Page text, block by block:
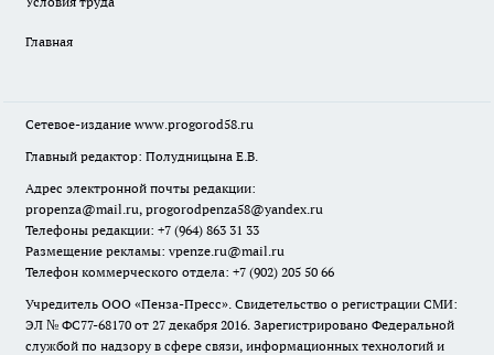
Главная
Сетевое-издание www.progorod58.ru
Главный редактор: Полудницына Е.В.
Адрес электронной почты редакции:
propenza@mail.ru, progorodpenza58@yandex.ru
Телефоны редакции: +7 (964) 863 31 33
Размещение рекламы: vpenze.ru@mail.ru
Телефон коммерческого отдела: +7 (902) 205 50 66
Учредитель ООО «Пенза-Пресс». Свидетельство о регистрации СМИ:
ЭЛ № ФС77-68170 от 27 декабря 2016. Зарегистрировано Федеральной
службой по надзору в сфере связи, информационных технологий и